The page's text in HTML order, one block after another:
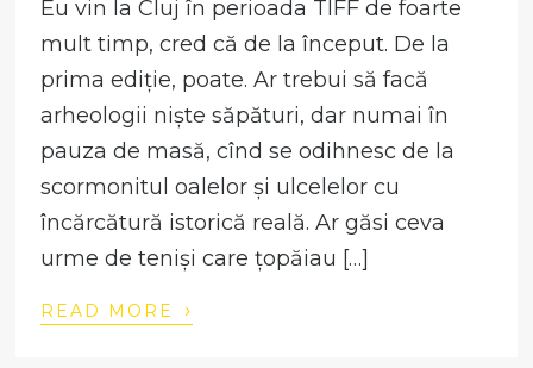
Eu vin la Cluj în perioada TIFF de foarte
mult timp, cred că de la început. De la
prima ediție, poate. Ar trebui să facă
arheologii niște săpături, dar numai în
pauza de masă, cînd se odihnesc de la
scormonitul oalelor și ulcelelor cu
încărcătură istorică reală. Ar găsi ceva
urme de teniși care țopăiau […]
READ MORE ›